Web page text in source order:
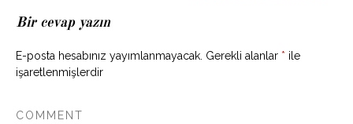
Bir cevap yazın
E-posta hesabınız yayımlanmayacak. Gerekli alanlar * ile
işaretlenmişlerdir